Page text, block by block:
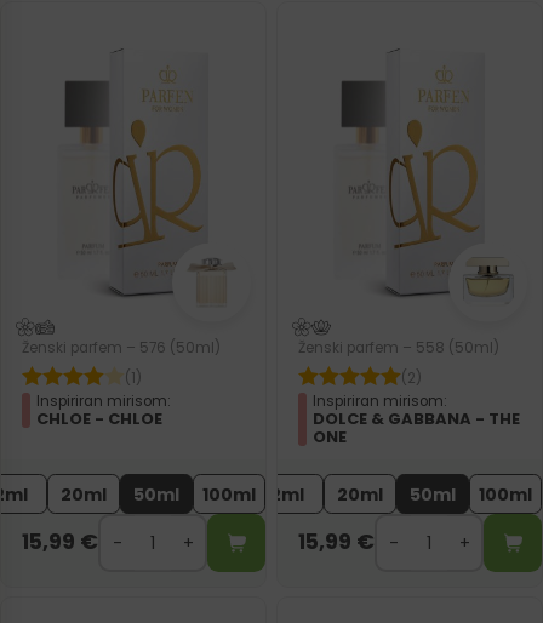
Ženski parfem – 576 (50ml)
(1)
Inspiriran mirisom:
CHLOE - CHLOE
20ml 50ml 100ml
15,99 €
Ženski parfem – 558 (50ml)
(2)
Inspiriran mirisom:
DOLCE & GABBANA - THE
ONE
2ml 20ml 50ml 100ml
15,99 €